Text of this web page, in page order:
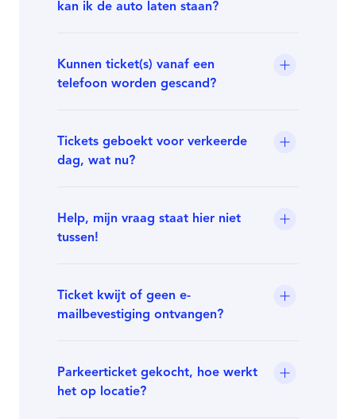
kan ik de auto laten staan?
Kunnen ticket(s) vanaf een
telefoon worden gescand?
Tickets geboekt voor verkeerde
dag, wat nu?
Help, mijn vraag staat hier niet
tussen!
Ticket kwijt of geen e-
mailbevestiging ontvangen?
Parkeerticket gekocht, hoe werkt
het op locatie?